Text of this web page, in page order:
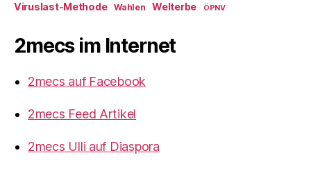
Viruslast-Methode Wahlen Welterbe ÖPNV
2mecs im Internet
2mecs auf Facebook
2mecs Feed Artikel
2mecs Ulli auf Diaspora